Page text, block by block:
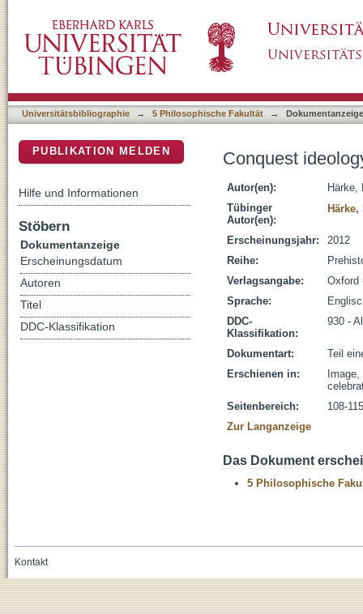
Universitätsbibliographie → 5 Philosophische Fakultät → Dokumentanzeige
Conquest
Autor(en):
Härke,
Tübinger
Autor(en):
Erscheinungsjahr:
2012
Reihe:
Verlagsangabe:
Oxford
Sprache:
DDC-
Klassifikation:
930 -
Dokumentart:
Teil
Erschienen in:
Seitenbereich:
108-115
Zur Langanzeige
Das Dokument
5 Philosophische
PUBLIKATION MELDEN
Hilfe und Informationen
Stöbern
Dokumentanzeige
Erscheinungsdatum
Autoren
Titel
DDC-Klassifikation
Kontakt